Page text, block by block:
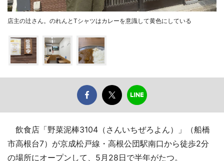
店主の辻さん。のれんとTシャツはカレーを意識して黄色にしている
飲食店「野菜泥棒3104（さんいちぜろよん）」（船橋
市高根台7）が京成松戸線・高根公団駅南口から徒歩2分
の場所にオープンして、5月28日で半年がたつ。